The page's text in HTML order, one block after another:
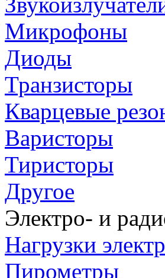
Микрофоны
Диоды
Транзисторы
Кварцевые
Варисторы
Тиристоры
Другое
Электро- и
Нагрузки
Пирометры